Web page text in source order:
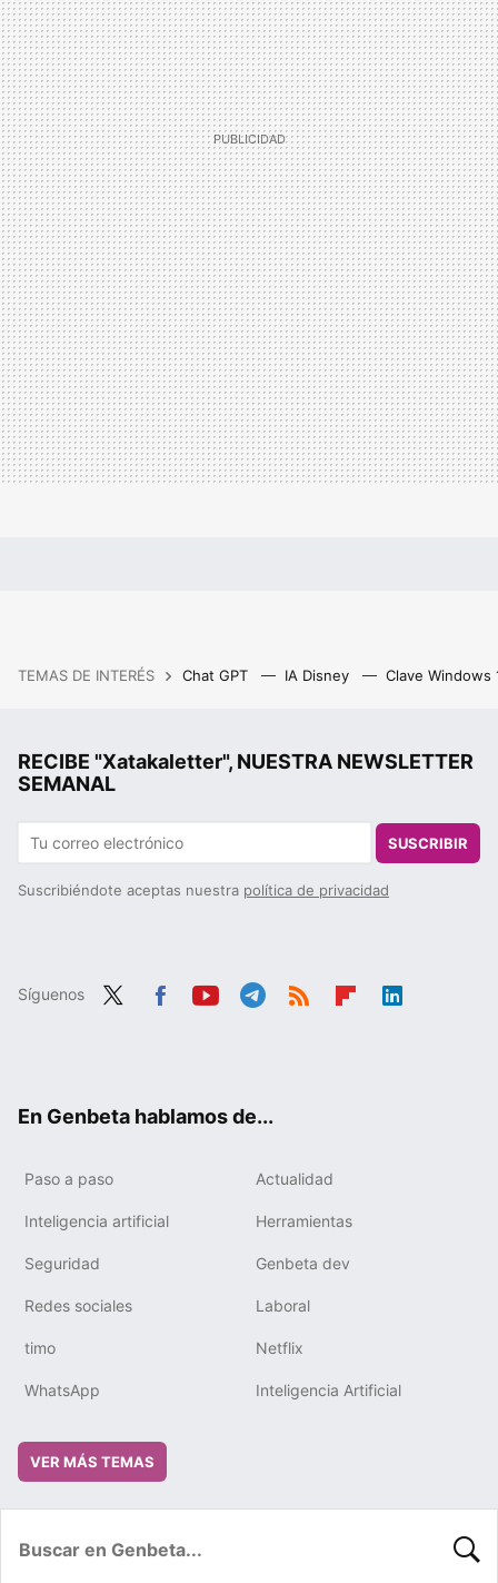
TEMAS DE INTERÉS Chat GPT IA Disney Clave Windows
RECIBE "Xatakaletter", NUESTRA NEWSLETTER
SEMANAL
SUSCRIBIR
Suscribiéndote aceptas nuestra política de privacidad
Síguenos
En Genbeta hablamos de...
Paso a paso Actualidad
Inteligencia artificial Herramientas
Seguridad Genbeta dev
Redes sociales Laboral
timo Netflix
WhatsApp Inteligencia Artificial
VER MÁS TEMAS